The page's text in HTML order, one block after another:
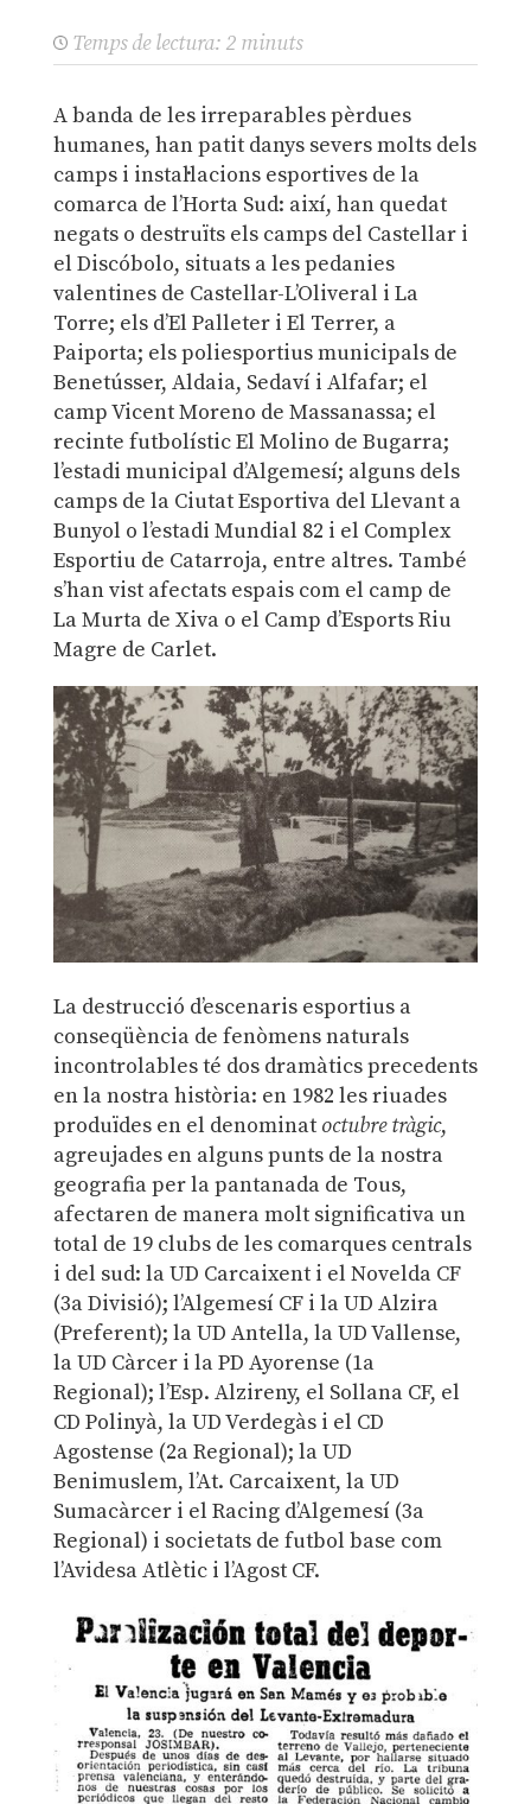
Temps de lectura: 2 minuts
A banda de les irreparables pèrdues
humanes, han patit danys severs molts dels
camps i instal·lacions esportives de la
comarca de l’Horta Sud: així, han quedat
negats o destruïts els camps del Castellar i
el Discóbolo, situats a les pedanies
valentines de Castellar-L’Oliveral i La
Torre; els d’El Palleter i El Terrer, a
Paiporta; els poliesportius municipals de
Benetússer, Aldaia, Sedaví i Alfafar; el
camp Vicent Moreno de Massanassa; el
recinte futbolístic El Molino de Bugarra;
l’estadi municipal d’Algemesí; alguns dels
camps de la Ciutat Esportiva del Llevant a
Bunyol o l’estadi Mundial 82 i el Complex
Esportiu de Catarroja, entre altres. També
s’han vist afectats espais com el camp de
La Murta de Xiva o el Camp d’Esports Riu
Magre de Carlet.
La destrucció d’escenaris esportius a
conseqüència de fenòmens naturals
incontrolables té dos dramàtics precedents
en la nostra història: en 1982 les riuades
produïdes en el denominat octubre tràgic,
agreujades en alguns punts de la nostra
geografia per la pantanada de Tous,
afectaren de manera molt significativa un
total de 19 clubs de les comarques centrals
i del sud: la UD Carcaixent i el Novelda CF
(3a Divisió); l’Algemesí CF i la UD Alzira
(Preferent); la UD Antella, la UD Vallense,
la UD Càrcer i la PD Ayorense (1a
Regional); l’Esp. Alzireny, el Sollana CF, el
CD Polinyà, la UD Verdegàs i el CD
Agostense (2a Regional); la UD
Benimuslem, l’At. Carcaixent, la UD
Sumacàrcer i el Racing d’Algemesí (3a
Regional) i societats de futbol base com
l’Avidesa Atlètic i l’Agost CF.